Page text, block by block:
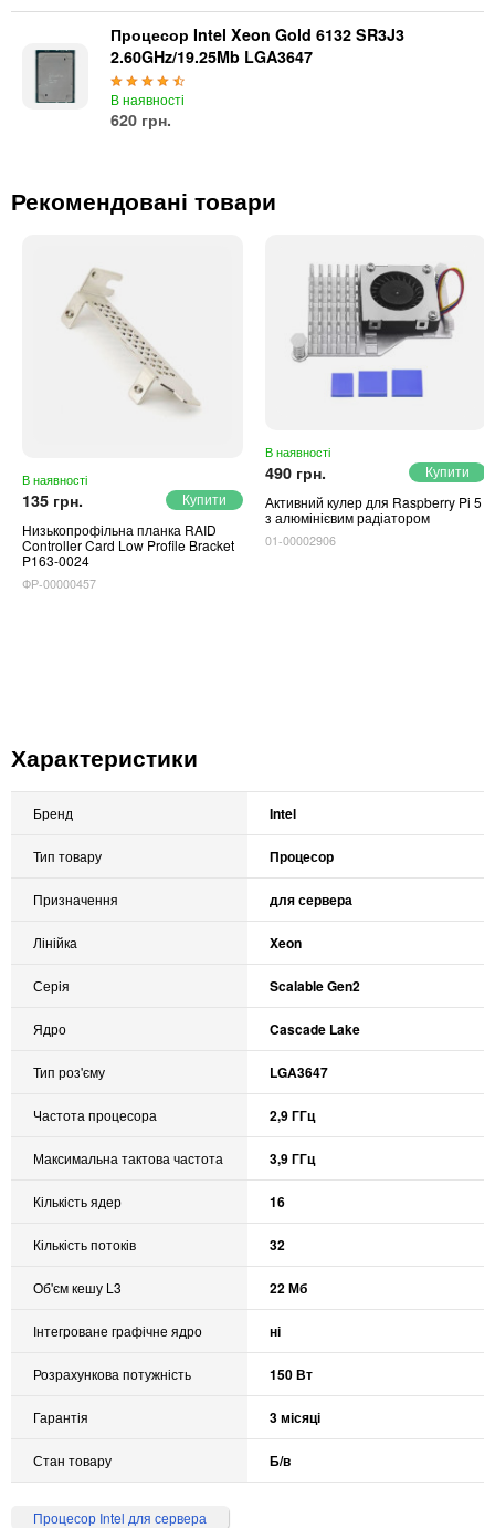
Процесор Intel Xeon Gold 6132 SR3J3
2.60GHz/19.25Mb LGA3647
В наявності
620 грн.
Рекомендовані товари
В наявності
135 грн.
Низькопрофільна планка RAID
Controller Card Low Profile Bracket
P163-0024
ФР-00000457
В наявності
490 грн.
Активний кулер для Raspberry Pi 5
з алюмінієвим радіатором
01-00002906
Характеристики
Бренд Intel
Тип товару Процесор
Призначення для сервера
Лінійка Xeon
Серія Scalable Gen2
Ядро Cascade Lake
Тип роз'єму LGA3647
Частота процесора 2,9 ГГц
Максимальна тактова частота 3,9 ГГц
Кількість ядер 16
Кількість потоків 32
Об'єм кешу L3 22 Мб
Інтегроване графічне ядро ні
Розрахункова потужність 150 Вт
Гарантія 3 місяці
Стан товару Б/в
Процесор Intel для сервера